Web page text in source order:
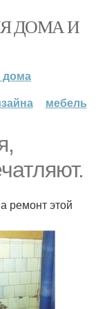
ДОМА И
дома
мебель
ремонт этой